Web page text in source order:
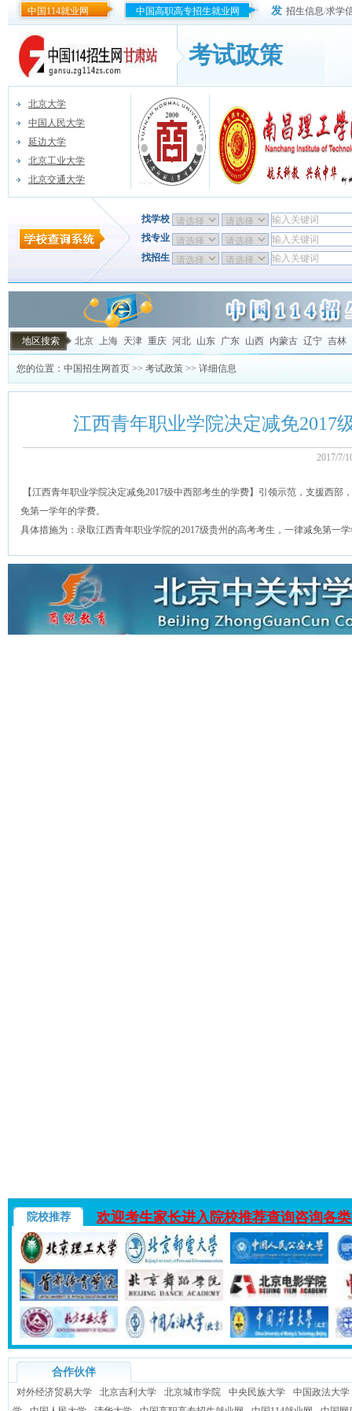
中国114就业网 中国高职高专招生就业网 发 招生信息/求学
考试政策
北京大学
中国人民大学
延边大学
北京工业大学
北京交通大学
找学校
找专业
找招生
地区搜索 北京 上海 天津 重庆 河北 山东 广东 山西 内蒙古 辽宁 吉林
您的位置： 中国招生网首页 >> 考试政策 >> 详细信息
江西青年职业学院决定减免2017
2017/7/
【江西青年职业学院决定减免2017级中西部考生的学费】引领示范，支援西部
免第一学年的学费。
具体措施为：录取江西青年职业学院的2017级贵州的高考考生，一律减免第一
院校推荐 欢迎考生家长进入院校推荐查询咨询各
合作伙伴
对外经济贸易大学 北京吉利大学 北京城市学院 中央民族大学
中国政法大学